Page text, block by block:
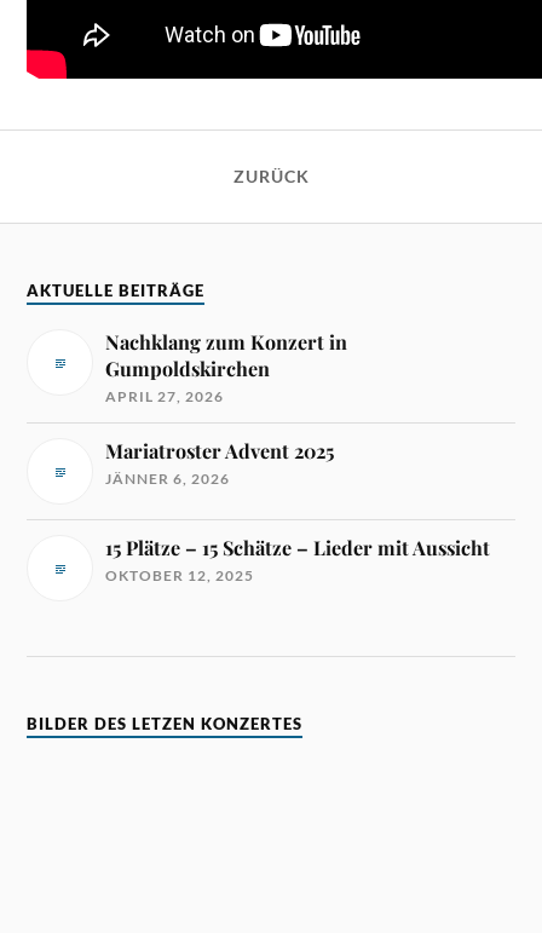
ZURÜCK
AKTUELLE BEITRÄGE
Nachklang zum Konzert in
Gumpoldskirchen
APRIL 27, 2026
Mariatroster Advent 2025
JÄNNER 6, 2026
15 Plätze – 15 Schätze – Lieder mit Aussicht
OKTOBER 12, 2025
BILDER DES LETZEN KONZERTES